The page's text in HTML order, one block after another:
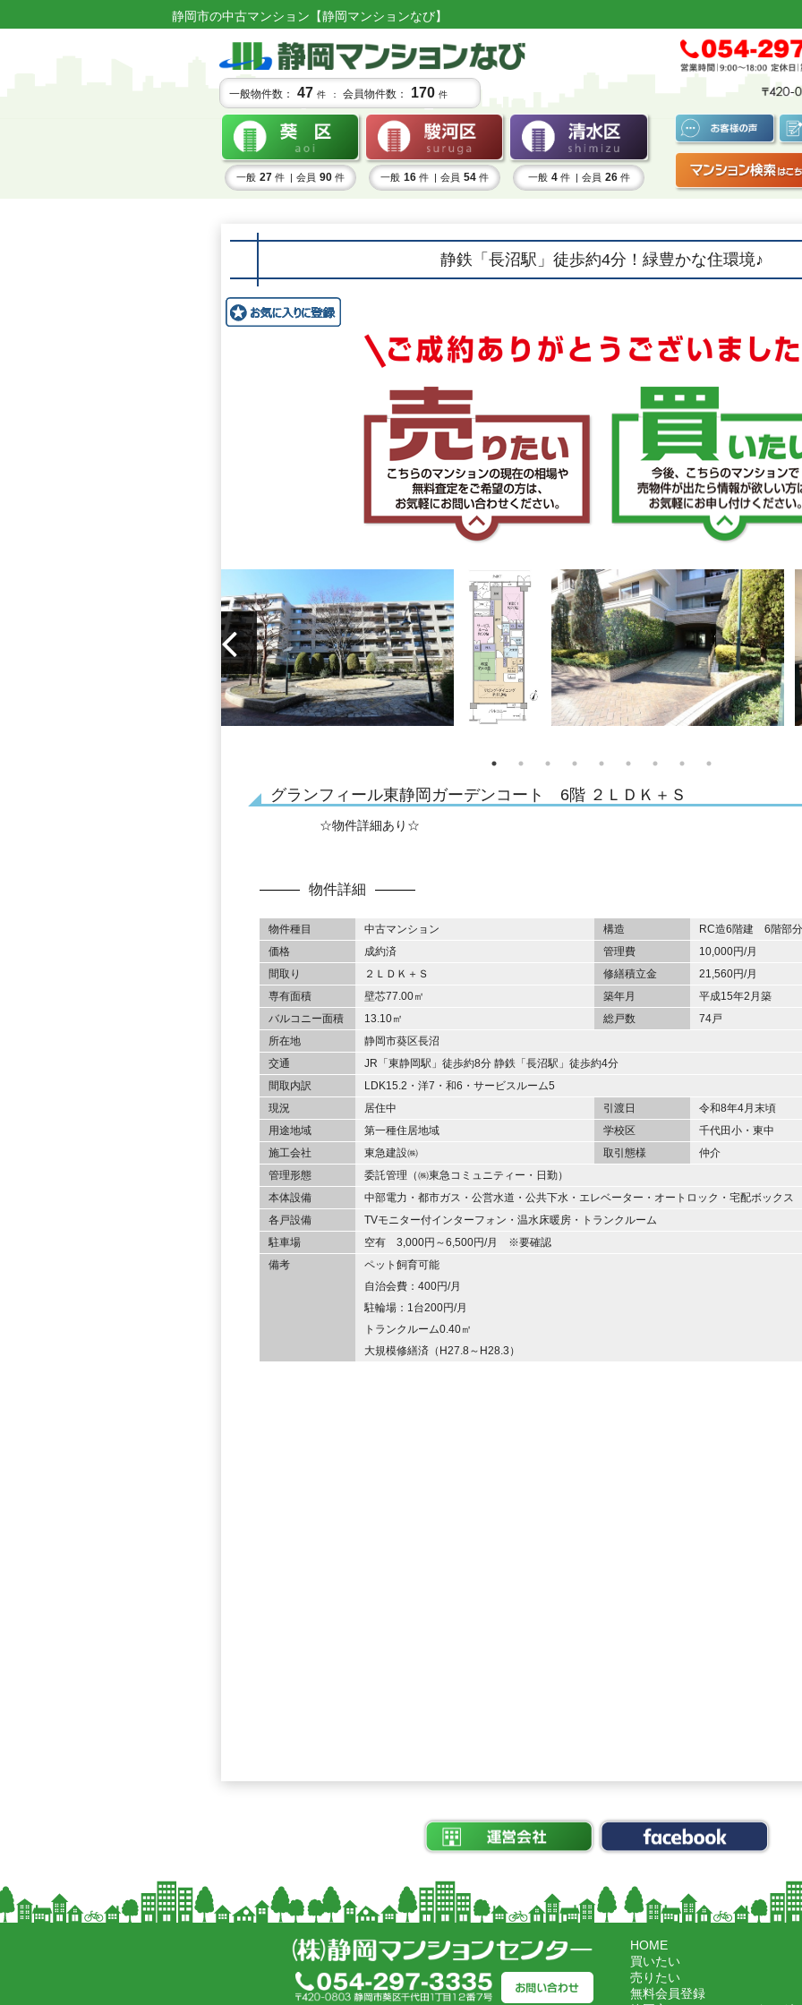
静岡市の中古マンション【静岡マンションなび】
一般物件数： 47 件 ： 会員物件数： 170 件
一般 27 件 | 会員 90 件 一般 16 件 | 会員 54 件 一般 4 件 | 会員 26 件
静鉄「長沼駅」徒歩約4分！緑豊かな住環境♪
グランフィール東静岡ガーデンコート 6階 ２ＬＤＫ＋Ｓ
☆物件詳細あり☆
物件詳細
物件種目 中古マンション 構造
RC造6階建 6階部
価格
成約済 管理費
10,000円/月
間取り
２ＬＤＫ＋Ｓ 修繕積立金
21,560円/月
専有面積
壁芯77.00㎡ 築年月
平成15年2月築
バルコニー面積
13.10㎡ 総戸数
74戸
所在地
静岡市葵区長沼
交通
JR「東静岡駅」徒歩約8分 静鉄「長沼駅」徒歩約4分
間取内訳
LDK15.2・洋7・和6・サービスルーム5
現況
居住中 引渡日
令和8年4月末頃
用途地域
第一種住居地域 学校区
千代田小・東中
施工会社
東急建設㈱ 取引態様
仲介
管理形態
委託管理（㈱東急コミュニティー・日勤）
本体設備
中部電力・都市ガス・公営水道・公共下水・エレベーター・オートロック・宅配ボックス
各戸設備
TVモニター付インターフォン・温水床暖房・トランクルーム
駐車場
空有 3,000円～6,500円/月 ※要確認
備考
ペット飼育可能
自治会費：400円/月
駐輪場：1台200円/月
トランクルーム0.40㎡
大規模修繕済（H27.8～H28.3）
HOME
買いたい
売りたい
無料会員登録